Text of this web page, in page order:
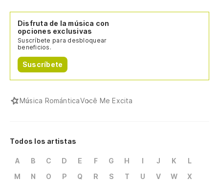
Disfruta de la música con
opciones exclusivas
Suscríbete para desbloquear
beneficios.
Suscríbete
Música RománticaVocê Me Excita
Todos los artistas
A B C D E F G H I J K
L
M
N O P Q R S T U V W
X